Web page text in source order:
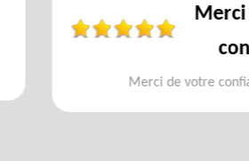
Merci
Merci de votre